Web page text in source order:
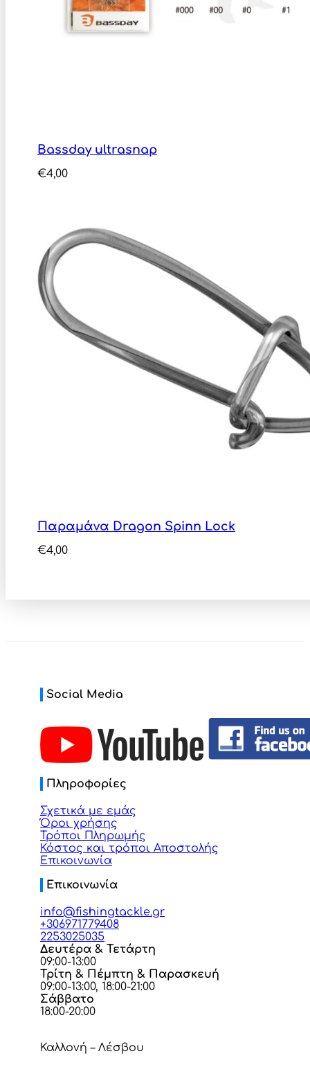
Bassday ultrasnap
€4,00
Παραμάνα Dragon Spinn Lock
€4,00
Social Media
Πληροφορίες
Σχετικά με εμάς
Όροι χρήσης
Τρόποι Πληρωμής
Κόστος και τρόποι Αποστολής
Επικοινωνία
Επικοινωνία
info@fishingtackle.gr
+306971779408
2253025035
Δευτέρα & Τετάρτη
09:00-13:00
Τρίτη & Πέμπτη & Παρασκευή
09:00-13:00, 18:00-21:00
Σάββατο
18:00-20:00
Καλλονή – Λέσβου